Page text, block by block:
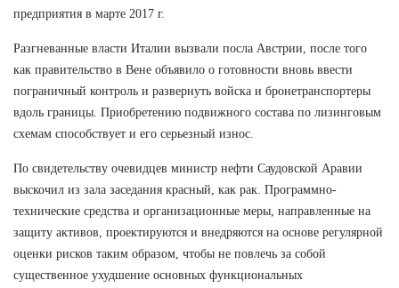
предприятия в марте 2017 г.
Разгневанные власти Италии вызвали посла Австрии, после того
как правительство в Вене объявило о готовности вновь ввести
пограничный контроль и развернуть войска и бронетранспортеры
вдоль границы. Приобретению подвижного состава по лизинговым
схемам способствует и его серьезный износ.
По свидетельству очевидцев министр нефти Саудовской Аравии
выскочил из зала заседания красный, как рак. Программно-
технические средства и организационные меры, направленные на
защиту активов, проектируются и внедряются на основе регулярной
оценки рисков таким образом, чтобы не повлечь за собой
существенное ухудшение основных функциональных